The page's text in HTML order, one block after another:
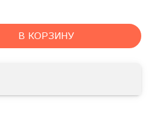
В КОРЗИНУ